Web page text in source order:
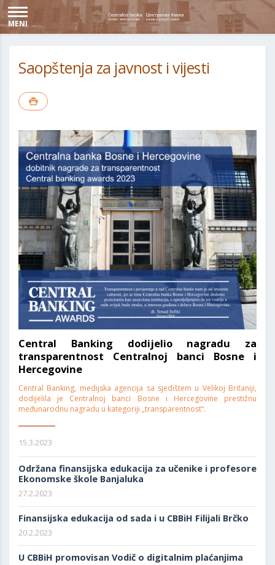
MENI
Saopštenja za javnost i vijesti
Central Banking dodijelio nagradu za
transparentnost Centralnoj banci Bosne i
Hercegovine
Central Banking, medijska agencija sa sjedištem u Velikoj Britaniji,
dodijelila je Centralnoj banci Bosne i Hercegovine prestižnu
međunarodnu nagradu u kategoriji „transparentnost“.
15.3.2023
Održana finansijska edukacija za učenike i profesore
Ekonomske škole Banjaluka
27.2.2023
Finansijska edukacija od sada i u CBBiH Filijali Brčko
20.2.2023
U CBBiH promovisan Vodič o digitalnim plaćanjima